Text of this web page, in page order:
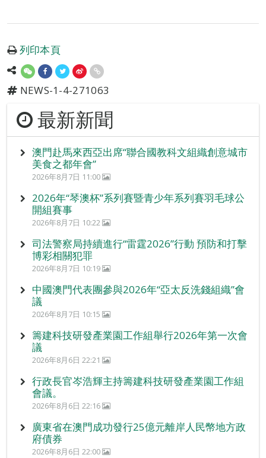
列印本頁
NEWS-1-4-271063
最新新聞
澳門赴馬來西亞出席“聯合國教科文組織創意城市
美食之都年會”
2026年8月7日 11:00
2026年“琴澳杯”系列賽暨青少年系列賽羽毛球公
開組賽事
2026年8月7日 10:22
司法警察局持續進行“雷霆2026”行動 預防和打擊
博彩相關犯罪
2026年8月7日 10:19
中國澳門代表團參與2026年“亞太反洗錢組織”會
議
2026年8月7日 10:15
籌建科技研發產業園工作組舉行2026年第一次會
議
2026年8月6日 22:21
行政長官岑浩輝主持籌建科技研發產業園工作組
會議。
2026年8月6日 22:16
廣東省在澳門成功發行25億元離岸人民幣地方政
府債券
2026年8月6日 22:00